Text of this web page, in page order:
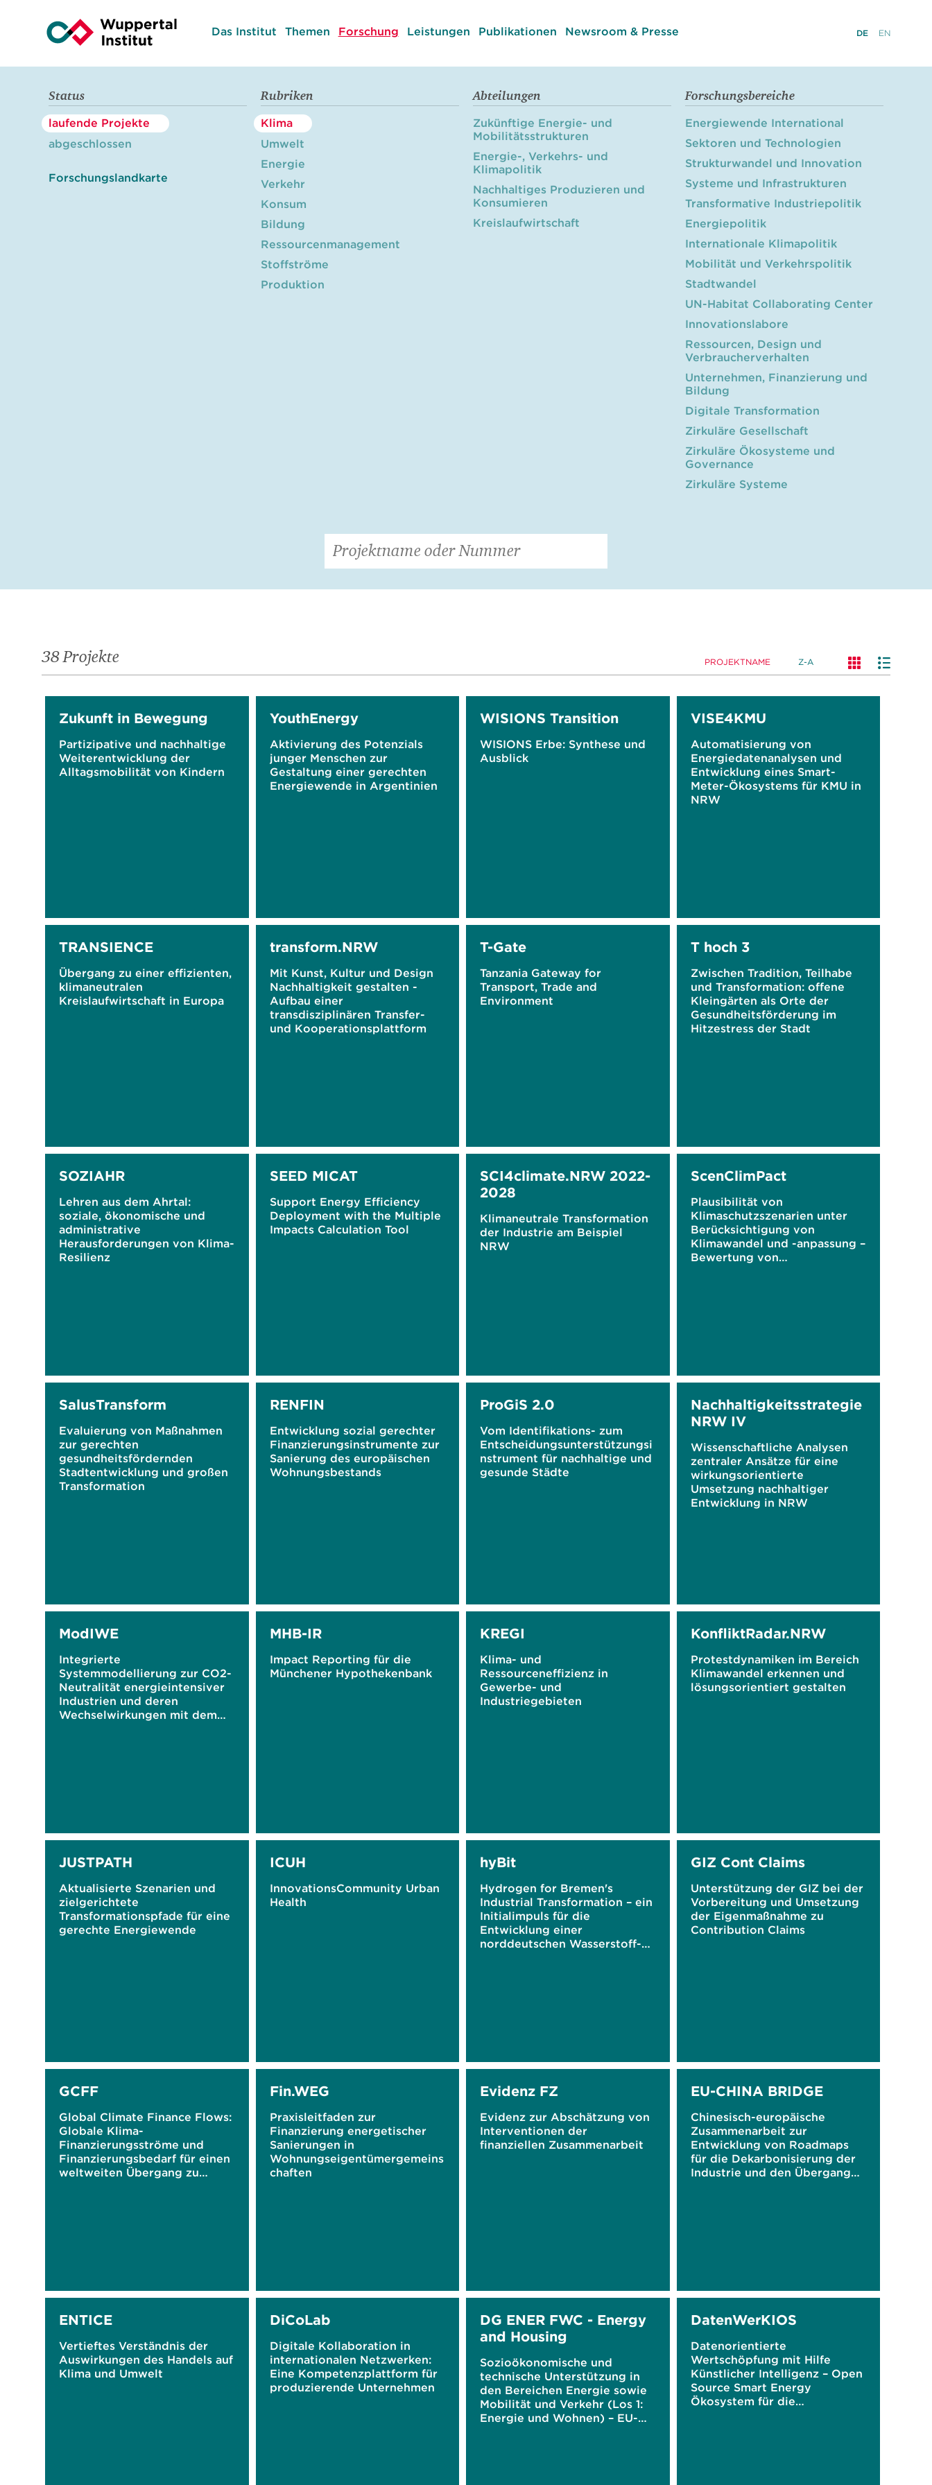
Das Institut Themen Forschung Leistungen Publikationen Newsroom & Presse DE EN
Status
laufende Projekte
abgeschlossen
Forschungslandkarte
Rubriken
Klima
Umwelt
Energie
Verkehr
Konsum
Bildung
Ressourcenmanagement
Stoffströme
Produktion
Abteilungen
Zukünftige Energie- und
Mobilitätsstrukturen
Energie-, Verkehrs- und
Klimapolitik
Nachhaltiges Produzieren und
Konsumieren
Kreislaufwirtschaft
Forschungsbereiche
Energiewende International
Sektoren und Technologien
Strukturwandel und Innovation
Systeme und Infrastrukturen
Transformative Industriepolitik
Energiepolitik
Internationale Klimapolitik
Mobilität und Verkehrspolitik
Stadtwandel
UN-Habitat Collaborating Center
Innovationslabore
Ressourcen, Design und
Verbraucherverhalten
Unternehmen, Finanzierung und
Bildung
Digitale Transformation
Zirkuläre Gesellschaft
Zirkuläre Ökosysteme und
Governance
Zirkuläre Systeme
38 Projekte PROJEKTNAME Z-A
Zukunft in Bewegung
Partizipative und nachhaltige
Weiterentwicklung der
Alltagsmobilität von Kindern
YouthEnergy
Aktivierung des Potenzials
junger Menschen zur
Gestaltung einer gerechten
Energiewende in Argentinien
WISIONS Transition
WISIONS Erbe: Synthese und
Ausblick
VISE4KMU
Automatisierung von
Energiedatenanalysen und
Entwicklung eines Smart-
Meter-Ökosystems für KMU in
NRW
TRANSIENCE
Übergang zu einer effizienten,
klimaneutralen
Kreislaufwirtschaft in Europa
transform.NRW
Mit Kunst, Kultur und Design
Nachhaltigkeit gestalten -
Aufbau einer
transdisziplinären Transfer-
und Kooperationsplattform
T-Gate
Tanzania Gateway for
Transport, Trade and
Environment
T hoch 3
Zwischen Tradition, Teilhabe
und Transformation: offene
Kleingärten als Orte der
Gesundheitsförderung im
Hitzestress der Stadt
SOZIAHR
Lehren aus dem Ahrtal:
soziale, ökonomische und
administrative
Herausforderungen von Klima-
Resilienz
SEED MICAT
Support Energy Efficiency
Deployment with the Multiple
Impacts Calculation Tool
SCI4climate.NRW 2022-
2028
Klimaneutrale Transformation
der Industrie am Beispiel
NRW
ScenClimPact
Plausibilität von
Klimaschutzszenarien unter
Berücksichtigung von
Klimawandel und -anpassung –
Bewertung von
SalusTransform
Evaluierung von Maßnahmen
zur gerechten
gesundheitsfördernden
Stadtentwicklung und großen
Transformation
RENFIN
Entwicklung sozial gerechter
Finanzierungsinstrumente zur
Sanierung des europäischen
Wohnungsbestands
ProGiS 2.0
Vom Identifikations- zum
Entscheidungsunterstützungsi
nstrument für nachhaltige und
gesunde Städte
Nachhaltigkeitsstrategie
NRW IV
Wissenschaftliche Analysen
zentraler Ansätze für eine
wirkungsorientierte
Umsetzung nachhaltiger
Entwicklung in NRW
ModIWE
Integrierte
Systemmodellierung zur CO2-
Neutralität energieintensiver
Industrien und deren
Wechselwirkungen mit dem
MHB-IR
Impact Reporting für die
Münchener Hypothekenbank
KREGI
Klima- und
Ressourceneffizienz in
Gewerbe- und
Industriegebieten
KonfliktRadar.NRW
Protestdynamiken im Bereich
Klimawandel erkennen und
lösungsorientiert gestalten
JUSTPATH
Aktualisierte Szenarien und
zielgerichtete
Transformationspfade für eine
gerechte Energiewende
ICUH
InnovationsCommunity Urban
Health
hyBit
Hydrogen for Bremen's
Industrial Transformation – ein
Initialimpuls für die
Entwicklung einer
norddeutschen Wasserstoff-
GIZ Cont Claims
Unterstützung der GIZ bei der
Vorbereitung und Umsetzung
der Eigenmaßnahme zu
Contribution Claims
GCFF
Global Climate Finance Flows:
Globale Klima-
Finanzierungsströme und
Finanzierungsbedarf für einen
weltweiten Übergang zu
Fin.WEG
Praxisleitfaden zur
Finanzierung energetischer
Sanierungen in
Wohnungseigentümergemeins
chaften
Evidenz FZ
Evidenz zur Abschätzung von
Interventionen der
finanziellen Zusammenarbeit
EU-CHINA BRIDGE
Chinesisch-europäische
Zusammenarbeit zur
Entwicklung von Roadmaps
für die Dekarbonisierung der
Industrie und den Übergang
ENTICE
Vertieftes Verständnis der
Auswirkungen des Handels auf
Klima und Umwelt
DiCoLab
Digitale Kollaboration in
internationalen Netzwerken:
Eine Kompetenzplattform für
produzierende Unternehmen
DG ENER FWC - Energy
and Housing
Sozioökonomische und
technische Unterstützung in
den Bereichen Energie sowie
Mobilität und Verkehr (Los 1:
Energie und Wohnen) – EU-
DatenWerKIOS
Datenorientierte
Wertschöpfung mit Hilfe
Künstlicher Intelligenz – Open
Source Smart Energy
Ökosystem für die